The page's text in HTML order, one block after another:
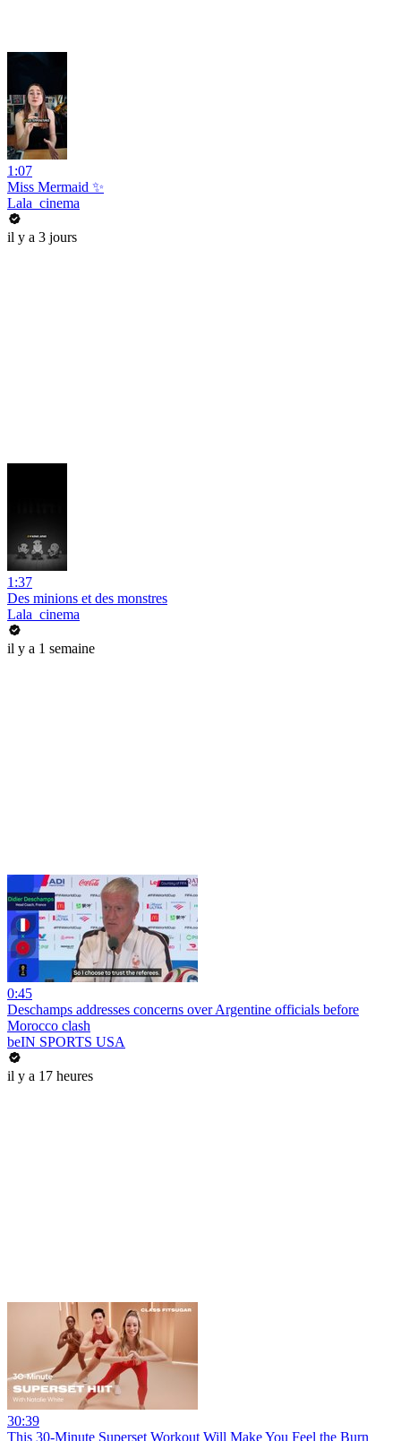
1:07
Miss Mermaid ✨
Lala_cinema
il y a 3 jours
1:37
Des minions et des monstres
Lala_cinema
il y a 1 semaine
0:45
Deschamps addresses concerns over Argentine officials before
Morocco clash
beIN SPORTS USA
il y a 17 heures
30:39
This 30-Minute Superset Workout Will Make You Feel the Burn